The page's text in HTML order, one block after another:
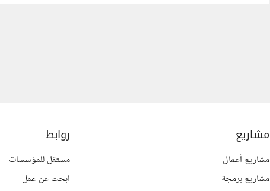
مشاريع
مشاريع أعمال
مشاريع برمجة
روابط
مستقل للمؤسسات
ابحث عن عمل